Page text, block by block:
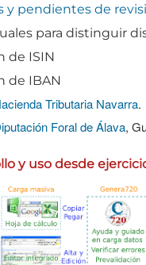
y pendientes de
para distinguir
de ISIN
de IBAN
Tributaria Navarra.
Foral de Álava,
y uso desde